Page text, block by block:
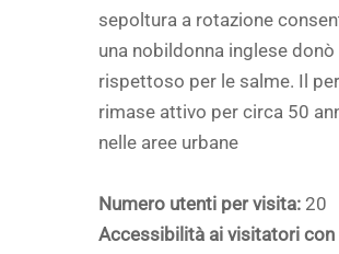
sepoltura a rotazione
una nobildonna inglese
rispettoso per le salme. Il
rimase attivo per circa 50
nelle aree urbane
Numero utenti per visita: 20
Accessibilità ai visitatori